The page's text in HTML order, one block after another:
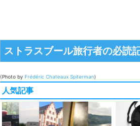
ストラスブール旅行者の必読
(Photo by Frédéric Chateaux Spiterman)
人気記事